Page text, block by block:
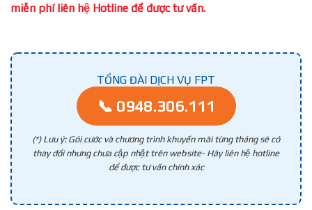
miễn phí liên hệ Hotline để được tư vấn.
TỔNG ĐÀI DỊCH VỤ FPT
📞 0948.306.111
(*) Lưu ý: Gói cước và chương trình khuyến mãi từng tháng sẽ có
thay đổi nhưng chưa cập nhật trên website- Hãy liên hệ hotline
để được tư vấn chính xác